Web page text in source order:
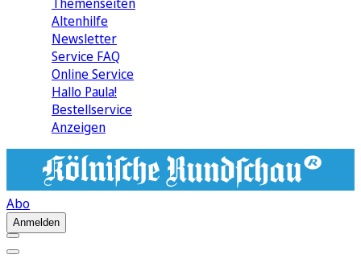
Altenhilfe
Newsletter
Service FAQ
Online Service
Hallo Paula!
Bestellservice
Anzeigen
Abo
Anmelden